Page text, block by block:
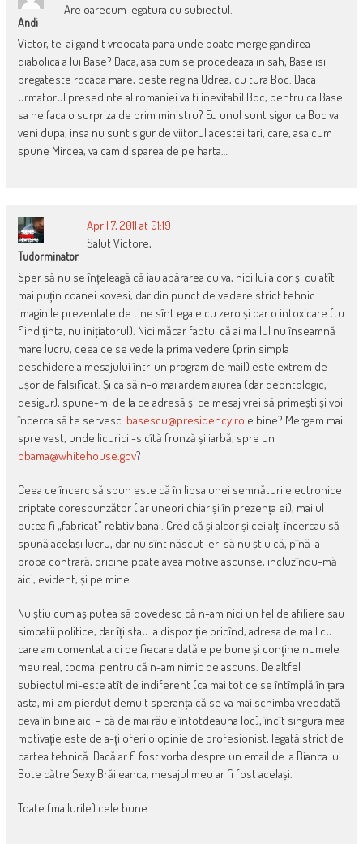
Andi
Are oarecum legatura cu subiectul.
Victor, te-ai gandit vreodata pana unde poate merge gandirea
diabolica a lui Base? Daca, asa cum se procedeaza in sah, Base isi
pregateste rocada mare, peste regina Udrea, cu tura Boc. Daca
urmatorul presedinte al romaniei va fi inevitabil Boc, pentru ca Base
sa ne faca o surpriza de prim ministru? Eu unul sunt sigur ca Boc va
veni dupa, insa nu sunt sigur de viitorul acestei tari, care, asa cum
spune Mircea, va cam disparea de pe harta…
Tudorminator
April 7, 2011 at 01:19
Salut Victore,
Sper să nu se înțeleagă că iau apărarea cuiva, nici lui alcor și cu atît
mai puțin coanei kovesi, dar din punct de vedere strict tehnic
imaginile prezentate de tine sînt egale cu zero și par o intoxicare (tu
fiind ținta, nu inițiatorul). Nici măcar faptul că ai mailul nu înseamnă
mare lucru, ceea ce se vede la prima vedere (prin simpla
deschidere a mesajului într-un program de mail) este extrem de
ușor de falsificat. Și ca să n-o mai ardem aiurea (dar deontologic,
desigur), spune-mi de la ce adresă și ce mesaj vrei să primești și voi
încerca să te servesc: basescu@presidency.ro e bine? Mergem mai
spre vest, unde licuricii-s cîtă frunză și iarbă, spre un
obama@whitehouse.gov?
Ceea ce încerc să spun este că în lipsa unei semnături electronice
criptate corespunzător (iar uneori chiar și în prezența ei), mailul
putea fi „fabricat” relativ banal. Cred că și alcor și ceilalți încercau să
spună același lucru, dar nu sînt născut ieri să nu știu că, pînă la
proba contrară, oricine poate avea motive ascunse, incluzîndu-mă
aici, evident, și pe mine.
Nu știu cum aș putea să dovedesc că n-am nici un fel de afiliere sau
simpatii politice, dar îți stau la dispoziție oricînd, adresa de mail cu
care am comentat aici de fiecare dată e pe bune și conține numele
meu real, tocmai pentru că n-am nimic de ascuns. De altfel
subiectul mi-este atît de indiferent (ca mai tot ce se întîmplă în țara
asta, mi-am pierdut demult speranța că se va mai schimba vreodată
ceva în bine aici – că de mai rău e întotdeauna loc), încît singura mea
motivație este de a-ți oferi o opinie de profesionist, legată strict de
partea tehnică. Dacă ar fi fost vorba despre un email de la Bianca lui
Bote către Sexy Brăileanca, mesajul meu ar fi fost același.
Toate (mailurile) cele bune.